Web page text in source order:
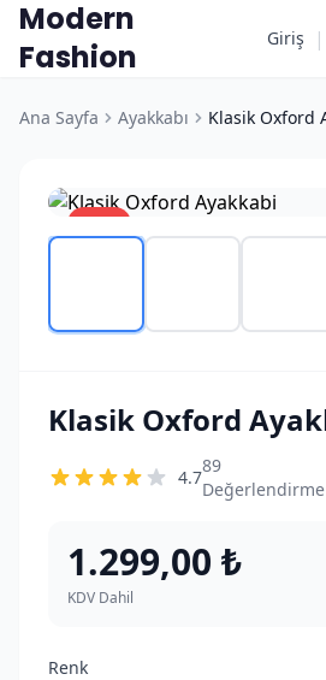
Modern
Fashion
Giriş |
Ana Sayfa Ayakkabı Klasik Oxford
%13
Klasik Oxford
4.7
89
Değerlendirme
1.299,00 ₺
KDV Dahil
Renk